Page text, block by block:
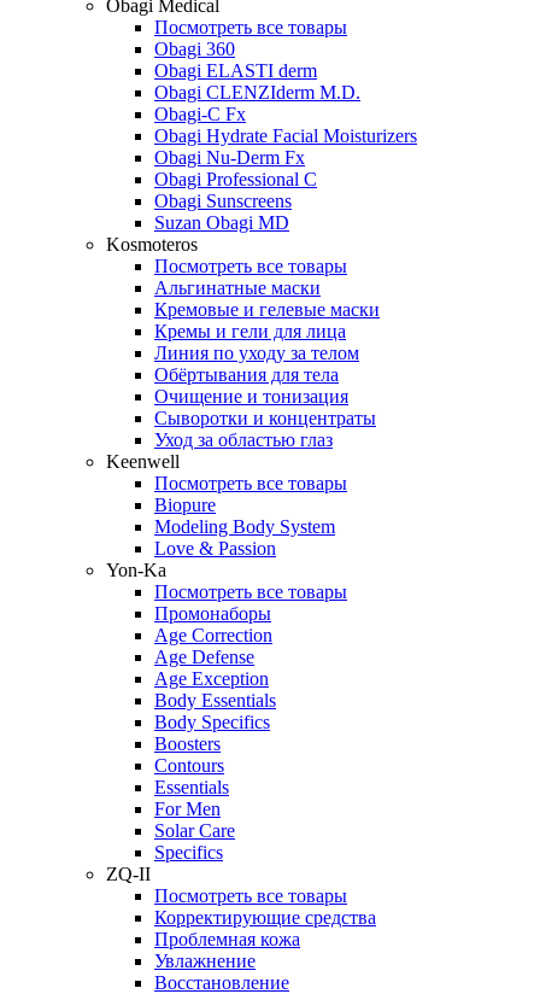
Obagi Medical
Посмотреть все товары
Obagi 360
Obagi ELASTI derm
Obagi CLENZIderm M.D.
Obagi-C Fx
Obagi Hydrate Facial Moisturizers
Obagi Nu-Derm Fx
Obagi Professional C
Obagi Sunscreens
Suzan Obagi MD
Kosmoteros
Посмотреть все товары
Альгинатные маски
Кремовые и гелевые маски
Кремы и гели для лица
Линия по уходу за телом
Обёртывания для тела
Очищение и тонизация
Сыворотки и концентраты
Уход за областью глаз
Keenwell
Посмотреть все товары
Biopure
Modeling Body System
Love & Passion
Yon-Ka
Посмотреть все товары
Промонаборы
Age Correction
Age Defense
Age Exception
Body Essentials
Body Specifics
Boosters
Contours
Essentials
For Men
Solar Care
Specifics
ZQ-II
Посмотреть все товары
Корректирующие средства
Проблемная кожа
Увлажнение
Восстановление